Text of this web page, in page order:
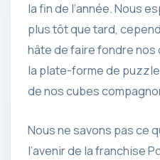
la fin de l’année. Nous
plus tôt que tard,
hâte de faire fondre nos
la plate-forme de
de nos cubes
Nous ne savons pas ce
l’avenir de la franchise